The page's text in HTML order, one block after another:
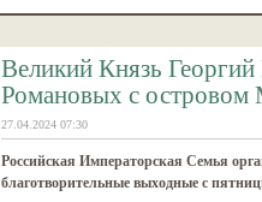
Великий Князь
Романовых с островом
27.04.2024 07:30
Российская Императорская Семья
благотворительные выходные с